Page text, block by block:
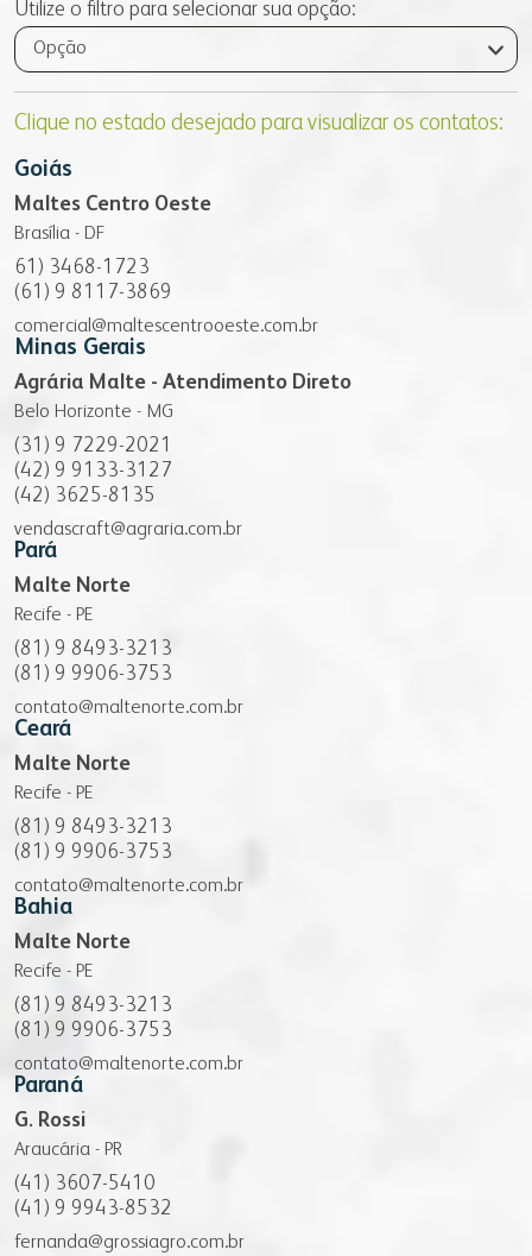
vídeo nossa conduta
programa nossa conduta
gestão integrada
serviços e sistemas
webmail:
groupwise
portal do cooperado
assistência técnica
portal do colaborador
portal do crm
fapa radar
trabalhe conosco
farinhas
uso industrial
laudos
portfólio digital
onde encontrar
grits e flakes
inicial
Utilize o filtro para selecionar sua opção:
Opção
Clique no estado desejado para visualizar os contatos:
Goiás
Maltes Centro Oeste
Brasília - DF
61) 3468-1723
(61) 9 8117-3869
comercial@maltescentrooeste.com.br
Minas Gerais
Agrária Malte - Atendimento Direto
Belo Horizonte - MG
(31) 9 7229-2021
(42) 9 9133-3127
(42) 3625-8135
vendascraft@agraria.com.br
Pará
Malte Norte
Recife - PE
(81) 9 8493-3213
(81) 9 9906-3753
contato@maltenorte.com.br
Ceará
Malte Norte
Recife - PE
(81) 9 8493-3213
(81) 9 9906-3753
contato@maltenorte.com.br
Bahia
Malte Norte
Recife - PE
(81) 9 8493-3213
(81) 9 9906-3753
contato@maltenorte.com.br
Paraná
G. Rossi
Araucária - PR
(41) 3607-5410
(41) 9 9943-8532
fernanda@grossiagro.com.br